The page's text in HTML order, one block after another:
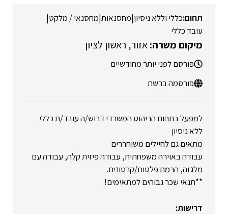
כללי וללא ניסיון|מחסנאות|מחסנאי / מלקט|
עובד כללי
אזור ראשון לציון
פורסם לפני יותר מחודשיים
פורסמה ברשת
למפעל בתחום הריהוט המשרדי דרוש/ה עובד/ת כללי
ללא ניסיון
מתאים גם לחיילים משוחררים
עבודה באוירה משפחתית, עבודה פיזית קלה, עבודה עם
מלגזה, הרמת פלטות/קרטונים.
**תנאי שכר גבוהים למתאימים!
דרישות: